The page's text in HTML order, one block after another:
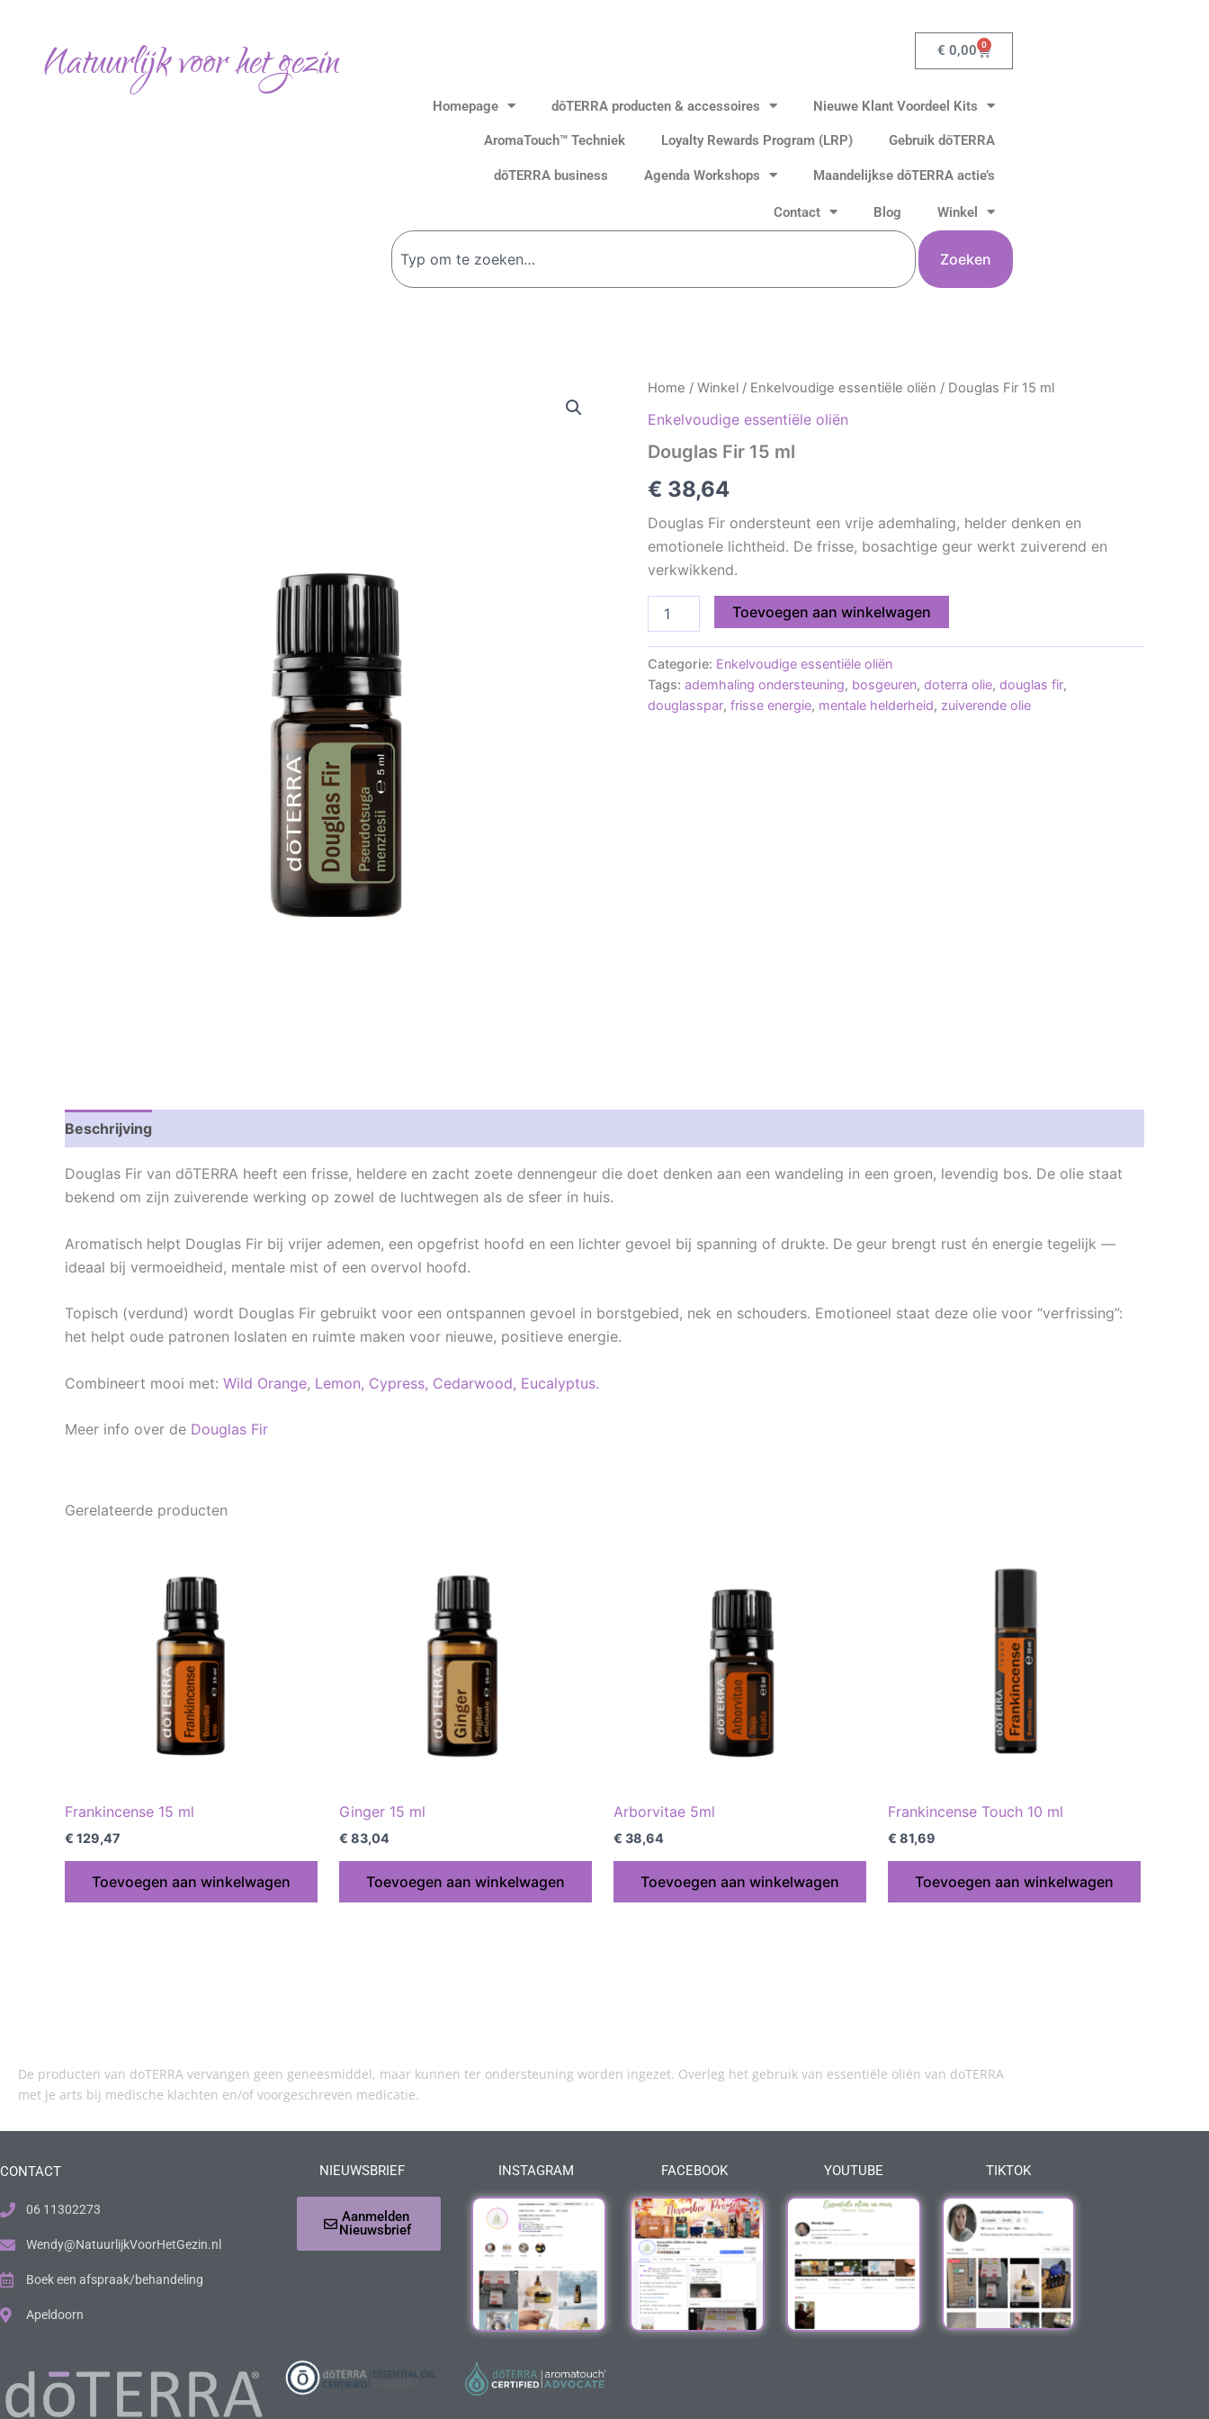
Natuurlijk voor het gezin € 0,00 0
Winkelwagen
Homepage dōTERRA producten & accessoires Nieuwe Klant Voordeel Kits
AromaTouch™ Techniek Loyalty Rewards Program (LRP) Gebruik dōTERRA
dōTERRA business Agenda Workshops Maandelijkse dōTERRA actie’s
Contact Blog Winkel
Zoeken
Zoeken
Home / Winkel / Enkelvoudige essentiële oliën / Douglas Fir 15 ml
Enkelvoudige essentiële oliën
Douglas Fir 15 ml
€ 38,64
Douglas Fir ondersteunt een vrije ademhaling, helder denken en
emotionele lichtheid. De frisse, bosachtige geur werkt zuiverend en
verkwikkend.
Douglas
15
aantal
Toevoegen aan winkelwagen
Categorie: Enkelvoudige essentiële oliën
Tags: ademhaling ondersteuning, bosgeuren, doterra olie, douglas fir,
douglasspar, frisse energie, mentale helderheid, zuiverende olie
Beschrijving
Douglas Fir van dōTERRA heeft een frisse, heldere en zacht zoete dennengeur die doet denken aan een wandeling in een groen, levendig bos. De olie staat
bekend om zijn zuiverende werking op zowel de luchtwegen als de sfeer in huis.
Aromatisch helpt Douglas Fir bij vrijer ademen, een opgefrist hoofd en een lichter gevoel bij spanning of drukte. De geur brengt rust én energie tegelijk —
ideaal bij vermoeidheid, mentale mist of een overvol hoofd.
Topisch (verdund) wordt Douglas Fir gebruikt voor een ontspannen gevoel in borstgebied, nek en schouders. Emotioneel staat deze olie voor “verfrissing”:
het helpt oude patronen loslaten en ruimte maken voor nieuwe, positieve energie.
Combineert mooi met: Wild Orange, Lemon, Cypress, Cedarwood, Eucalyptus.
Meer info over de Douglas Fir
Gerelateerde producten
Frankincense 15 ml
€ 129,47
Toevoegen aan winkelwagen
Ginger 15 ml
€ 83,04
Toevoegen aan winkelwagen
Arborvitae 5ml
€ 38,64
Toevoegen aan winkelwagen
Frankincense Touch 10 ml
€ 81,69
Toevoegen aan winkelwagen
De producten van doTERRA vervangen geen geneesmiddel, maar kunnen ter ondersteuning worden ingezet. Overleg het gebruik van essentiële oliën van doTERRA
met je arts bij medische klachten en/of voorgeschreven medicatie.
CONTACT
06 11302273
Wendy@NatuurlijkVoorHetGezin.nl
Boek een afspraak/behandeling
Apeldoorn
NIEUWSBRIEF
Aanmelden
Nieuwsbrief
INSTAGRAM FACEBOOK YOUTUBE TIKTOK